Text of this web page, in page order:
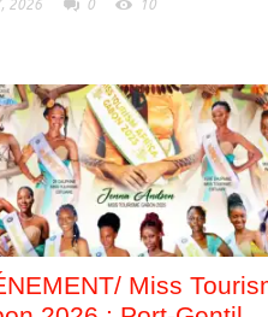
2026 0 10
Miss